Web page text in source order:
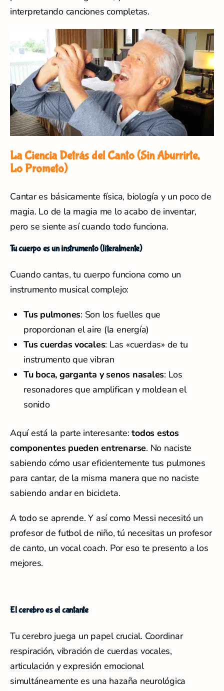
interpretando canciones completas.
La Ciencia Detrás del Canto (Sin Aburrirte,
Lo Prometo)
Cantar es básicamente física, biología y un poco de
magia. Lo de la magia me lo acabo de inventar,
pero se siente así cuando todo funciona.
Tu cuerpo es un instrumento (literalmente)
Cuando cantas, tu cuerpo funciona como un
instrumento musical complejo:
Tus pulmones: Son los fuelles que
proporcionan el aire (la energía)
Tus cuerdas vocales: Las «cuerdas» de tu
instrumento que vibran
Tu boca, garganta y senos nasales: Los
resonadores que amplifican y moldean el
sonido
Aquí está la parte interesante:todos estos
componentes pueden entrenarse. No naciste
sabiendo cómo usar eficientemente tus pulmones
para cantar, de la misma manera que no naciste
sabiendo andar en bicicleta.
A todo se aprende. Y así como Messi necesitó un
profesor de futbol de niño, tú necesitas un profesor
de canto, un vocal coach. Por eso te presento a los
mejores.
El cerebro es el cantante
Tu cerebro juega un papel crucial. Coordinar
respiración, vibración de cuerdas vocales,
articulación y expresión emocional
simultáneamente es una hazaña neurológica